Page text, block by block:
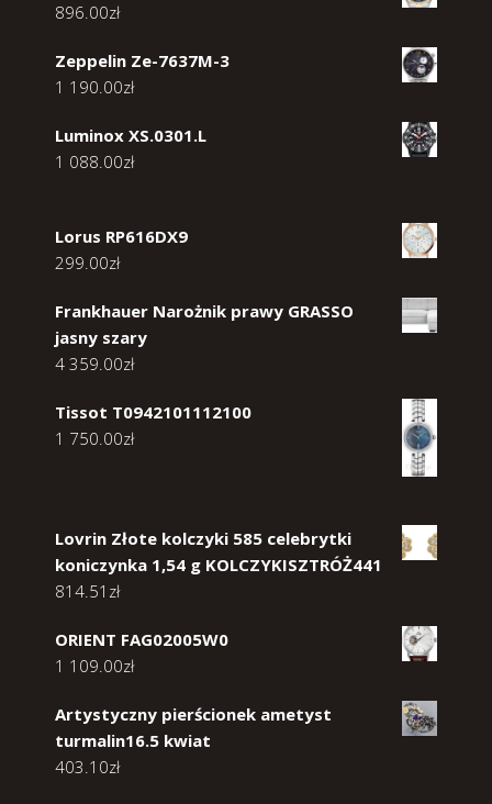
896.00zł
Zeppelin Ze-7637M-3
1 190.00zł
Luminox XS.0301.L
1 088.00zł
Lorus RP616DX9
299.00zł
Frankhauer Narożnik prawy GRASSO
jasny szary
4 359.00zł
Tissot T0942101112100
1 750.00zł
Lovrin Złote kolczyki 585 celebrytki
koniczynka 1,54 g KOLCZYKISZTRÓŻ441
814.51 zł
ORIENT FAG02005W0
1 109.00zł
Artystyczny pierścionek ametyst
turmalin16.5 kwiat
403.10zł